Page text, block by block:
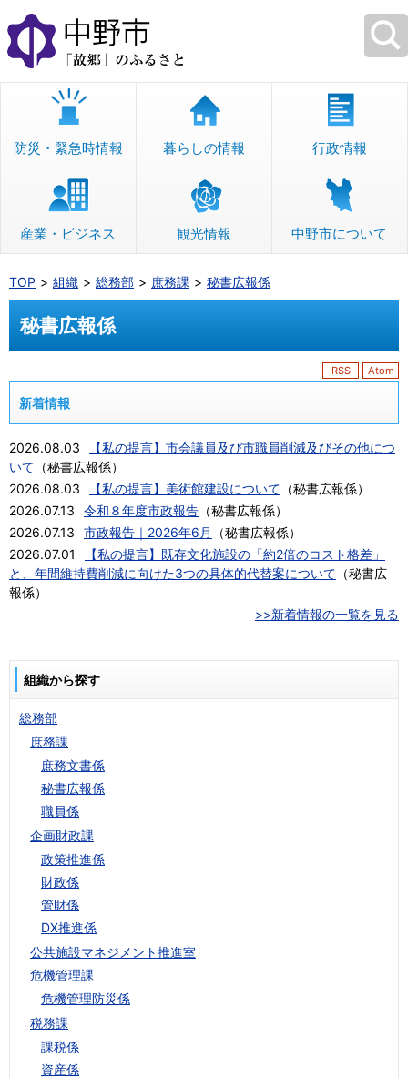
本
文
へ
移
防災・緊急時情報 暮らしの情報 行政情報
産業・ビジネス 観光情報 中野市について
TOP 組織 総務部 庶務課 秘書広報係
秘書広報係
RSS Atom
新着情報
2026.08.03
【私の提言】市会議員及び市職員削減及びその他につ
いて （秘書広報係）
2026.08.03
【私の提言】美術館建設について （秘書広報係）
2026.07.13
令和８年度市政報告 （秘書広報係）
2026.07.13
市政報告｜2026年6月 （秘書広報係）
2026.07.01
【私の提言】既存文化施設の「約2倍のコスト格差」
と、年間維持費削減に向けた3つの具体的代替案について （秘書広
報係）
>>新着情報の一覧を見る
組織から探す
総務部
庶務課
庶務文書係
秘書広報係
職員係
企画財政課
政策推進係
財政係
管財係
DX推進係
公共施設マネジメント推進室
危機管理課
危機管理防災係
税務課
課税係
資産係